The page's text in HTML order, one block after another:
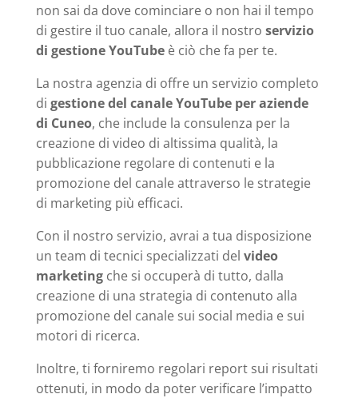
non sai da dove cominciare o non hai il tempo
di gestire il tuo canale, allora il nostro servizio
di gestione YouTubeè ciò che fa per te.
La nostra agenzia di offre un servizio completo
di gestione del canale YouTube per aziende
di Cuneo, che include la consulenza per la
creazione di video di altissima qualità, la
pubblicazione regolare di contenuti e la
promozione del canale attraverso le strategie
di marketing più efficaci.
Con il nostro servizio, avrai a tua disposizione
un team di tecnici specializzati del video
marketingche si occuperà di tutto, dalla
creazione di una strategia di contenuto alla
promozione del canale sui social media e sui
motori di ricerca.
Inoltre, ti forniremo regolari report sui risultati
ottenuti, in modo da poter verificare l’impatto